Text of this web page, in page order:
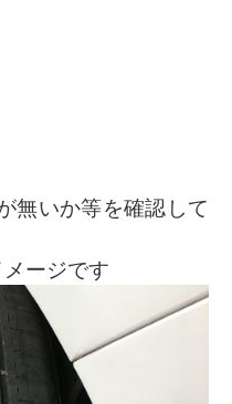
無いか等を確認して
ージです